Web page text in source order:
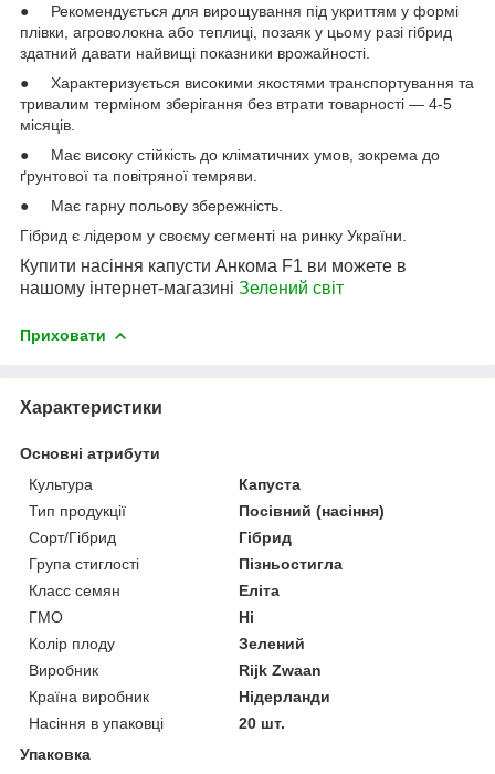
● Рекомендується для вирощування під укриттям у формі
плівки, агроволокна або теплиці, позаяк у цьому разі гібрид
здатний давати найвищі показники врожайності.
● Характеризується високими якостями транспортування та
тривалим терміном зберігання без втрати товарності — 4-5
місяців.
● Має високу стійкість до кліматичних умов, зокрема до
ґрунтової та повітряної темряви.
● Має гарну польову збережність.
Гібрид є лідером у своєму сегменті на ринку України.
Купити насіння капусти Анкома F1 ви можете в
нашому інтернет-магазині Зелений свiт
Приховати
Характеристики
Основні атрибути
Культура
Капуста
Тип продукції
Посівний (насіння)
Сорт/Гібрид
Гібрид
Група стиглості
Пізньостигла
Класс семян
Еліта
ГМО
Ні
Колір плоду
Зелений
Виробник
Rijk Zwaan
Країна виробник
Нідерланди
Насіння в упаковці
20 шт.
Упаковка